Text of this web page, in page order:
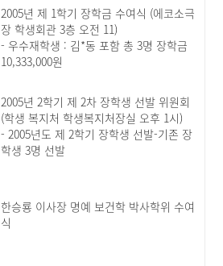
2005년 제 1학기 장학금 수여식 (에코소극
장 학생회관 3층 오전 11)
- 우수재학생 : 김*동 포함 총 3명 장학금
10,333,000원
2005년 2학기 제 2차 장학생 선발 위원회
(학생 복지처 학생복지처장실 오후 1시)
- 2005년도 제 2학기 장학생 선발-기존 장
학생 3명 선발
한승룡 이사장 명예 보건학 박사학위 수여
식